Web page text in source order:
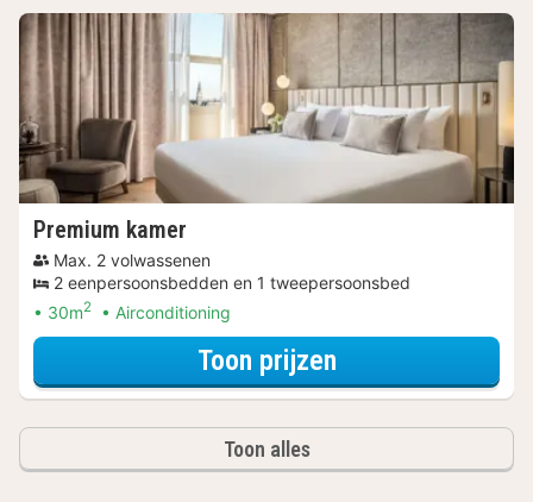
Premium kamer
Max. 2 volwassenen
2 eenpersoonsbedden en 1 tweepersoonsbed
30m2 Airconditioning
Toon prijzenvoor Beauty
Toon alles